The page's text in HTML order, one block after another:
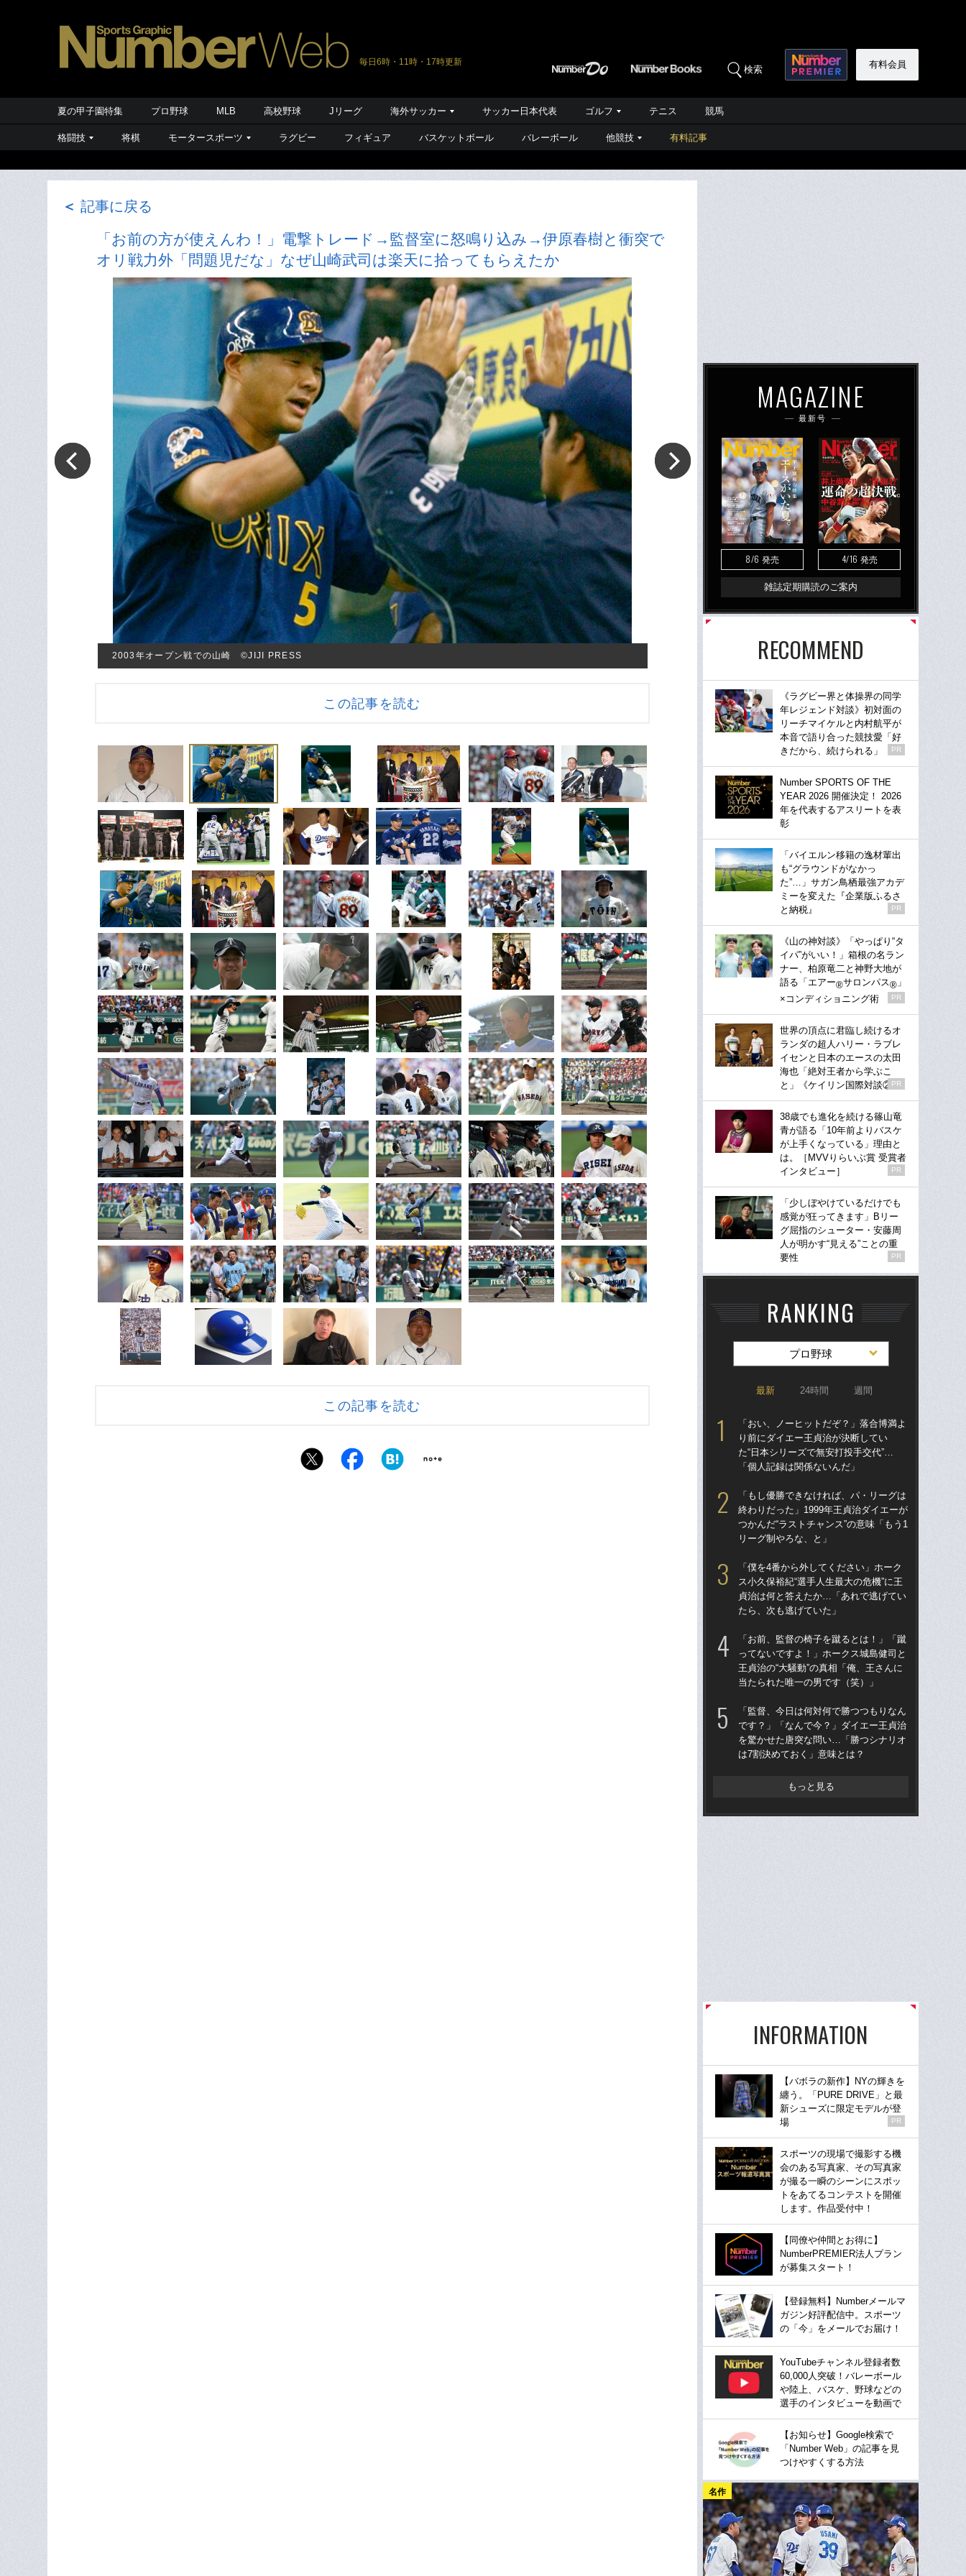
毎日6時・11時・17時更新
検索 有料会員
夏の甲子園特集 プロ野球 MLB 高校野球 Jリーグ 海外サッカー サッカー日本代表 ゴルフ テニス 競馬
格闘技 将棋 モータースポーツ ラグビー フィギュア バスケットボール バレーボール 他競技 有料記事
＜ 記事に戻る
「お前の方が使えんわ！」電撃トレード→監督室に怒鳴り込み→伊原春樹と衝突で
オリ戦力外「問題児だな」なぜ山崎武司は楽天に拾ってもらえたか
2003年オープン戦での山崎 ©JIJI PRESS
この記事を読む
この記事を読む
MAGAZINE
最新号
8/6 発売 4/16 発売
雑誌定期購読のご案内
RECOMMEND
《ラグビー界と体操界の同学
年レジェンド対談》初対面の
リーチマイケルと内村航平が
本音で語り合った競技愛「好
きだから、続けられる」
PR
Number SPORTS OF THE
YEAR 2026 開催決定！ 2026
年を代表するアスリートを表
彰
「バイエルン移籍の逸材輩出
も“グラウンドがなかっ
た”…」サガン鳥栖最強アカデ
ミーを変えた『企業版ふるさ
と納税』
PR
《山の神対談》「やっぱり“タ
イパ”がいい！」箱根の名ラン
ナー、柏原竜二と神野大地が
語る「エアー®サロンパス® 」
×コンディショニング術
PR
世界の頂点に君臨し続けるオ
ランダの超人ハリー・ラブレ
イセンと日本のエースの太田
海也「絶対王者から学ぶこ
と」《ケイリン国際対談②》
PR
38歳でも進化を続ける篠山竜
青が語る「10年前よりバスケ
が上手くなっている」理由と
は。［MVVりらいぶ賞 受賞者
インタビュー］
PR
「少しぼやけているだけでも
感覚が狂ってきます」Bリー
グ屈指のシューター・安藤周
人が明かす“見える”ことの重
要性
PR
RANKING
プロ野球
最新 24時間 週間
「おい、ノーヒットだぞ？」落合博満よ
り前にダイエー王貞治が決断してい
た“日本シリーズで無安打投手交代”…
「個人記録は関係ないんだ」
「もし優勝できなければ、パ・リーグは
終わりだった」1999年王貞治ダイエーが
つかんだ“ラストチャンス”の意味「もう1
リーグ制やろな、と」
「僕を4番から外してください」ホーク
ス小久保裕紀“選手人生最大の危機”に王
貞治は何と答えたか…「あれで逃げてい
たら、次も逃げていた」
「お前、監督の椅子を蹴るとは！」「蹴
ってないですよ！」ホークス城島健司と
王貞治の“大騒動”の真相「俺、王さんに
当たられた唯一の男です（笑）」
「監督、今日は何対何で勝つつもりなん
です？」「なんで今？」ダイエー王貞治
を驚かせた唐突な問い…「勝つシナリオ
は7割決めておく」意味とは？
もっと見る
INFORMATION
【バボラの新作】NYの輝きを
纏う。「PURE DRIVE」と最
新シューズに限定モデルが登
場
PR
スポーツの現場で撮影する機
会のある写真家、その写真家
が撮る一瞬のシーンにスポッ
トをあてるコンテストを開催
します。作品受付中！
【同僚や仲間とお得に】
NumberPREMIER法人プラン
が募集スタート！
【登録無料】Numberメールマ
ガジン好評配信中。スポーツ
の「今」をメールでお届け！
YouTubeチャンネル登録者数
60,000人突破！バレーボール
や陸上、バスケ、野球などの
選手のインタビューを動画で
【お知らせ】Google検索で
「Number Web」の記事を見
つけやすくする方法
名作